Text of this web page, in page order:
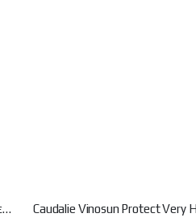
Caudalie Vinosun Protect Invisible Stick SPF50 Αντηλιακό Stick για Πρόσωπο Χείλη & Ευαίσθητες Περιοχές 15g